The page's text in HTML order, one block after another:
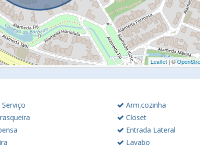
Leaflet| ©
Arm.cozinha
Closet
Entrada Lateral
Lavabo